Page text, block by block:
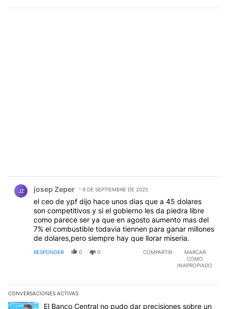
JZ josep Zeper 9 DE SEPTIEMBRE DE 2025
el ceo de ypf dijo hace unos dias que a 45 dolares
son competitivos y si el gobierno les da piedra libre
como parece ser ya que en agosto aumento mas del
7% el combustible todavia tiennen para ganar millones
de dolares,pero siempre hay que llorar miseria.
RESPONDER 0 0 COMPARTIR
MARCAR
COMO
INAPROPIADO
CONVERSACIONES ACTIVAS
Este listado muestra los artículos con más comentarios en los
Un artículo de tendencia con el título "El Banco Central no pudo
El Banco Central no pudo dar precisiones sobre un